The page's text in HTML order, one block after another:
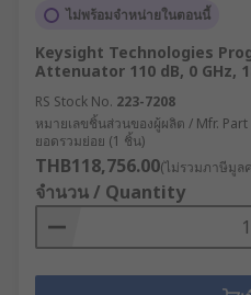
ไม่พร้อมจำหน่ายในตอนนี้
Keysight Technologies
Attenuator 110 dB, 0 GHz,
RS Stock No. 223-7208
หมายเลขชิ้นส่วนของผู้ผลิต / Mfr. Part
ยอดรวมย่อย (1 ชิ้น)
THB118,756.00(ไม่รวมภาษีมูล
จำนวน / Quantity